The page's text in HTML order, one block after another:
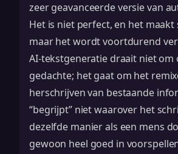
zeer geavanceerde versie van
Het is niet perfect, en het
maar het wordt voortdurend
AI-tekstgeneratie draait niet om
gedachte; het gaat om het
herschrijven van bestaande
“begrijpt” niet waarover het
dezelfde manier als een mens
gewoon heel goed in